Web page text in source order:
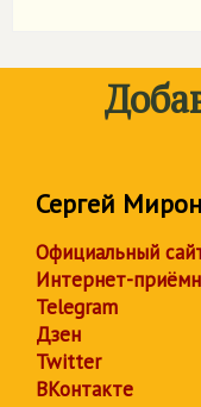
Сергей
Официальный
Интернет-
Telegram
Дзен
Twitter
ВКонтакте